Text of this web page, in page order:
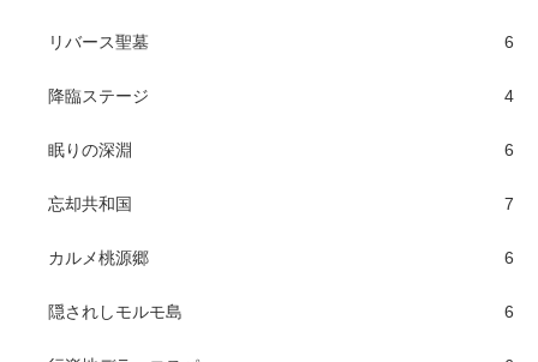
リバース聖墓 6
降臨ステージ 4
眠りの深淵 6
忘却共和国 7
カルメ桃源郷 6
隠されしモルモ島 6